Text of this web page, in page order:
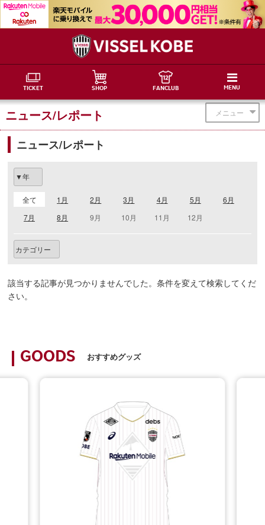
TICKET SHOP FANCLUB MENU
メニュー
ニュース/レポート
ニュース/レポート
全て 1月 2月 3月 4月 5月
6月
7月
8月 9月 10月 11月 12月
該当する記事が見つかりませんでした。条件を変えて検索してくだ
さい。
GOODS おすすめグッズ